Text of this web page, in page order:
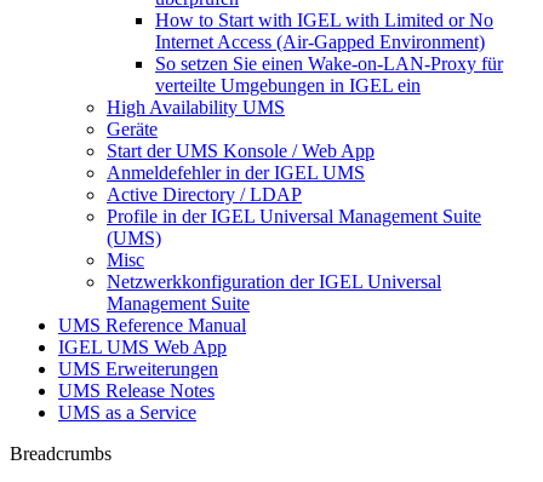
How to Start with IGEL with Limited or No
Internet Access (Air-Gapped Environment)
So setzen Sie einen Wake-on-LAN-Proxy für
verteilte Umgebungen in IGEL ein
High Availability UMS
Geräte
Start der UMS Konsole / Web App
Anmeldefehler in der IGEL UMS
Active Directory / LDAP
Profile in der IGEL Universal Management Suite
(UMS)
Misc
Netzwerkkonfiguration der IGEL Universal
Management Suite
UMS Reference Manual
IGEL UMS Web App
UMS Erweiterungen
UMS Release Notes
UMS as a Service
Breadcrumbs